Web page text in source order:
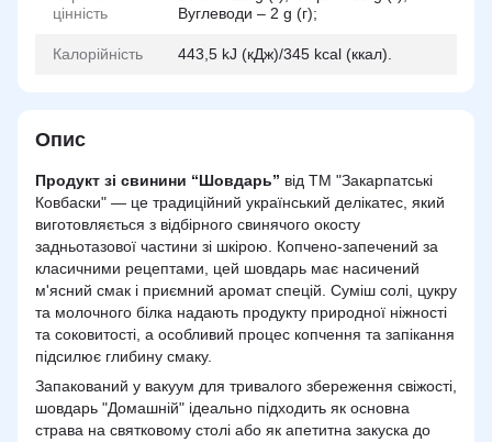
цінність
Вуглеводи – 2 g (г);
Калорійність 443,5 kJ (кДж)/345 kcal (ккал).
Опис
Продукт зі свинини “Шовдарь” від ТМ "Закарпатські
Ковбаски" — це традиційний український делікатес, який
виготовляється з відбірного свинячого окосту
задньотазової частини зі шкірою. Копчено-запечений за
класичними рецептами, цей шовдарь має насичений
м'ясний смак і приємний аромат спецій. Суміш солі, цукру
та молочного білка надають продукту природної ніжності
та соковитості, а особливий процес копчення та запікання
підсилює глибину смаку.
Запакований у вакуум для тривалого збереження свіжості,
шовдарь "Домашній" ідеально підходить як основна
страва на святковому столі або як апетитна закуска до